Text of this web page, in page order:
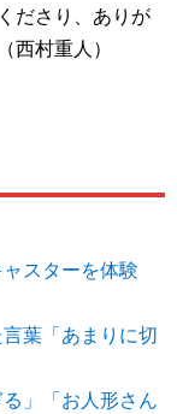
ださり、ありが
西村重人）
ャスターを体験
葉「あまりに切
」「お人形さん